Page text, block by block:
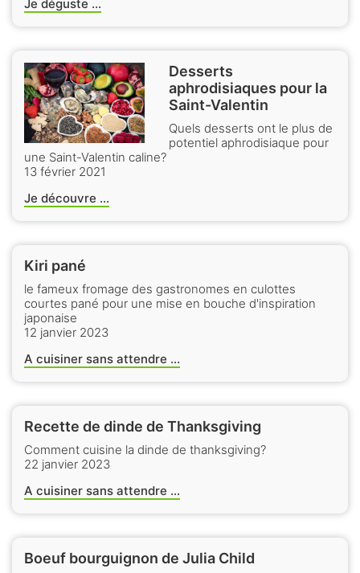
Je déguste ...
Desserts
aphrodisiaques pour la
Saint-Valentin
Quels desserts ont le plus de
potentiel aphrodisiaque pour
une Saint-Valentin caline?
13 février 2021
Je découvre ...
Kiri pané
le fameux fromage des gastronomes en culottes
courtes pané pour une mise en bouche d'inspiration
japonaise
12 janvier 2023
A cuisiner sans attendre ...
Recette de dinde de Thanksgiving
Comment cuisine la dinde de thanksgiving?
22 janvier 2023
A cuisiner sans attendre ...
Boeuf bourguignon de Julia Child